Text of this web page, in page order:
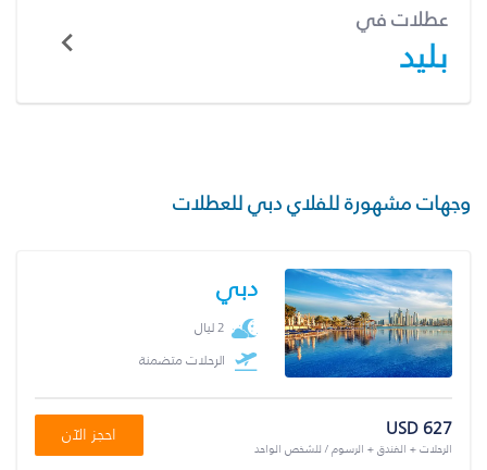
عطلات في
بليد
وجهات مشهورة للفلاي دبي للعطلات
دبي
2 ليال
الرحلات متضمنة
USD 627
الرحلات + الفندق + الرسوم / للشخص الواحد
احجز الآن